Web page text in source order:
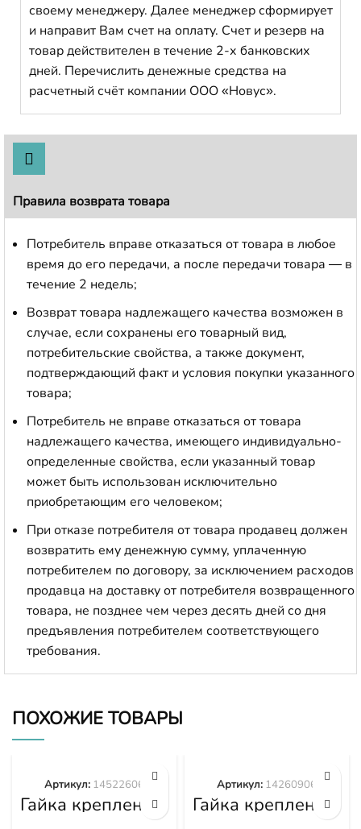
своему менеджеру. Далее менеджер сформирует
и направит Вам счет на оплату. Счет и резерв на
товар действителен в течение 2-х банковских
дней. Перечислить денежные средства на
расчетный счёт компании ООО «Новус».
Правила возврата товара
Потребитель вправе отказаться от товара в любое
время до его передачи, а после передачи товара — в
течение 2 недель;
Возврат товара надлежащего качества возможен в
случае, если сохранены его товарный вид,
потребительские свойства, а также документ,
подтверждающий факт и условия покупки указанного
товара;
Потребитель не вправе отказаться от товара
надлежащего качества, имеющего индивидуально-
определенные свойства, если указанный товар
может быть использован исключительно
приобретающим его человеком;
При отказе потребителя от товара продавец должен
возвратить ему денежную сумму, уплаченную
потребителем по договору, за исключением расходов
продавца на доставку от потребителя возвращенного
товара, не позднее чем через десять дней со дня
предъявления потребителем соответствующего
требования.
ПОХОЖИЕ ТОВАРЫ
Гайка крепления
башмака
Артикул: 14522606
Гайка крепления
башмака
Артикул: 14260906